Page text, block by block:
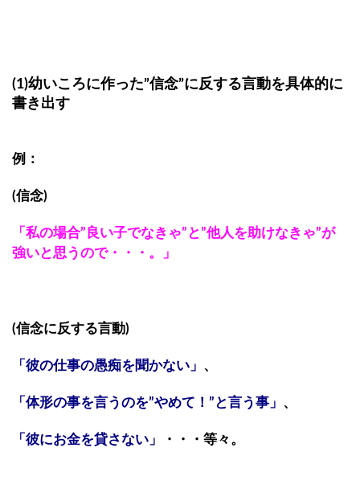
(1)幼いころに作った”信念”に反する言動を具体的に
書き出す
例：
(信念)
「私の場合”良い子でなきゃ”と”他人を助けなきゃ”が
強いと思うので・・・。」
(信念に反する言動)
「彼の仕事の愚痴を聞かない」 、
「体形の事を言うのを”やめて！”と言う事」 、
「彼にお金を貸さない」 ・・・等々。